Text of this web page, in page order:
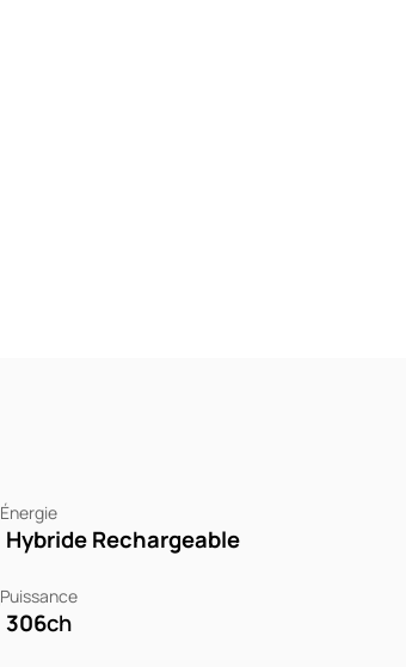
Énergie
Hybride Rechargeable
Puissance
306ch